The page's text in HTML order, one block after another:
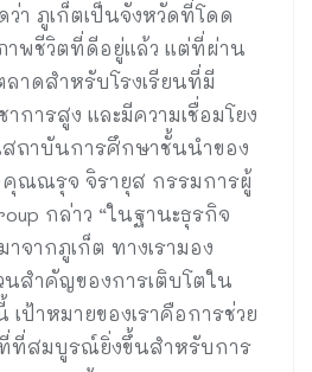
า ภูเก็ตเป็นจังหวัดที่โดด
าพชีวิตที่ดีอยู่แล้ว แต่ที่ผ่าน
ลาดสำหรับโรงเรียนที่มี
าการสูง และมีความเชื่อมโยง
ถาบันการศึกษาชั้นนำของ
คุณณรุจ จิรายุส กรรมการผู้
กล่าว “ในฐานะธุรกิจ
จากภูเก็ต ทางเรามอง
นสำคัญของการเติบโตใน
เป้าหมายของเราคือการช่วย
ที่สมบูรณ์ยิ่งขึ้นสำหรับการ